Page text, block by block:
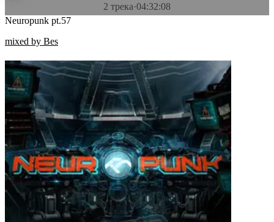
2 трека·04:32:08
Neuropunk pt.57
mixed by Bes